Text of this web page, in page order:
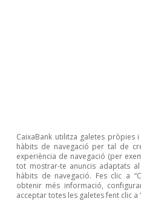
CaixaBank utilitza galetes
hàbits de navegació per tal de
experiència de navegació (per
tot mostrar-te anuncis adaptats
hàbits de navegació. Fes clic a
obtenir més informació,
acceptar totes les galetes fent clic a